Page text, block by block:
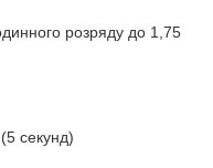
розряду до 1,75
секунд)